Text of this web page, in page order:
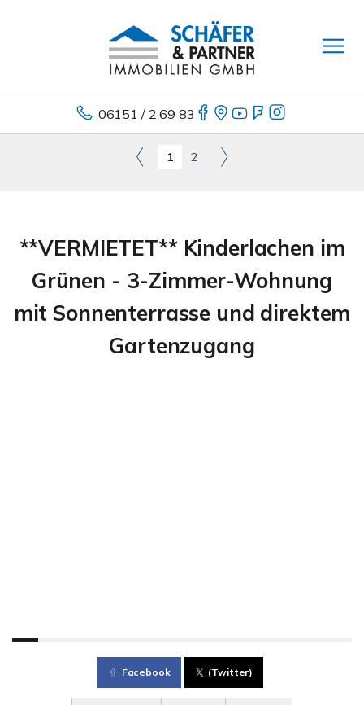
06151 / 2 69 83
1 2
**VERMIETET** Kinderlachen im
Grünen - 3-Zimmer-Wohnung
mit Sonnenterrasse und direktem
Gartenzugang
Facebook (Twitter)